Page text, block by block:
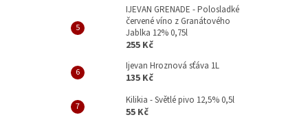
IJEVAN GRENADE - Polosladké
červené víno z Granátového
Jablka 12% 0,75l
255 Kč
Ijevan Hroznová sťáva 1L
135 Kč
Kilikia - Světlé pivo 12,5% 0,5l
55 Kč